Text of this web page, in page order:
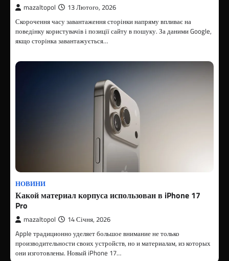
mazaltopol 13 Лютого, 2026
Скорочення часу завантаження сторінки напряму впливає на
поведінку користувачів і позиції сайту в пошуку. За даними Google,
якщо сторінка завантажується…
НОВИНИ
Какой материал корпуса использован в iPhone 17
Pro
mazaltopol 14 Січня, 2026
Apple традиционно уделяет большое внимание не только
производительности своих устройств, но и материалам, из которых
они изготовлены. Новый iPhone 17…